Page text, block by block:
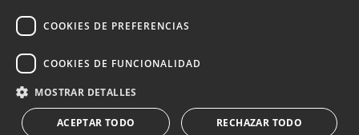
estilo de vida de Marbella
Acepto el
Le informamos que los datos personales obtenidos mediante
este formulario...Expandir
COOKIES DE PREFERENCIAS
COOKIES DE FUNCIONALIDAD
MOSTRAR DETALLES
ACEPTAR TODO RECHAZAR TODO